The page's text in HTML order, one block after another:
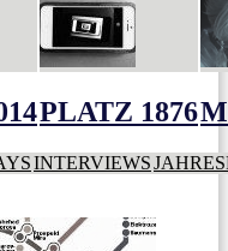
PLATZ 1876
INTERVIEWS